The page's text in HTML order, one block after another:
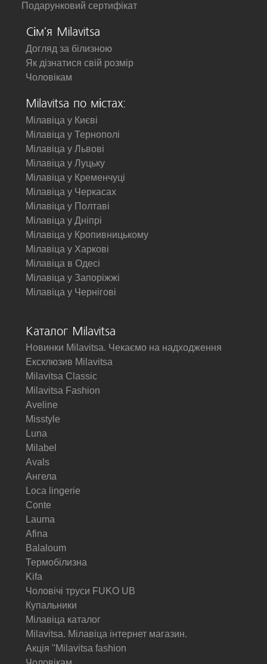
Подарунковий сертифікат
Сім'я Milavitsa
Догляд за білизною
Як дізнатися свій розмір
Чоловікам
Milavitsa по містах:
Мілавіца у Києві
Мілавіца у Тернополі
Мілавіца у Львові
Мілавіца у Луцьку
Мілавіца у Кременчуці
Мілавіца у Черкасах
Мілавіца у Полтаві
Мілавіца у Дніпрі
Мілавіца у Кропивницькому
Мілавіца у Харкові
Мілавіца в Одесі
Мілавіца у Запоріжжі
Мілавіца у Чернігові
Каталог Milavitsa
Новинки Milavitsa. Чекаємо на надходження
Ексклюзив Milavitsa
Milavitsa Classic
Milavitsa Fashion
Aveline
Misstyle
Luna
Milabel
Avals
Ангела
Loca lingerie
Conte
Lauma
Afina
Balaloum
Термобілизна
Kifa
Чоловічі труси FUKO UB
Купальники
Мілавіца каталог
Milavitsa. Мілавіца інтернет магазин.
Акція "Milavitsa fashion